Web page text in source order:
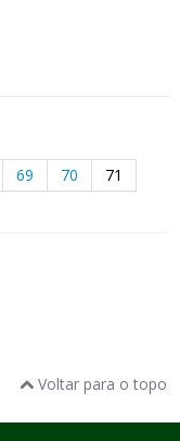
69 70
71
Voltar para o topo